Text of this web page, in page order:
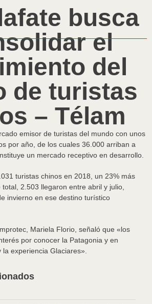
busca
el
del
de turistas
– Télam
emisor de turistas del mundo con unos
por año, de los cuales 36.000 arriban a
un mercado receptivo en desarrollo.
turistas chinos en 2018, un 23% más
2.503 llegaron entre abril y julio,
invierno en ese destino turístico
Mariela Florio, señaló que «los
por conocer la Patagonia y en
experiencia Glaciares».